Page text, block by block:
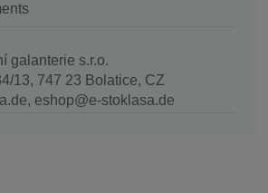
galanterie s.r.o.
13, 747 23 Bolatice, CZ
eshop@e-stoklasa.de